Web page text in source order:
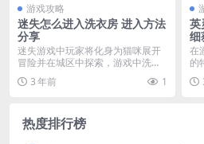
游戏攻略
迷失怎么进入洗衣房 进入方法
分享
迷失游戏中玩家将化身为猫咪展开
冒险并在城区中探索，游戏中洗衣
房是猫咪可使用洗洁精...
3 年前 1
英
细
在
的
核
热度排行榜